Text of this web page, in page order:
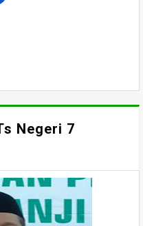
Negeri 7